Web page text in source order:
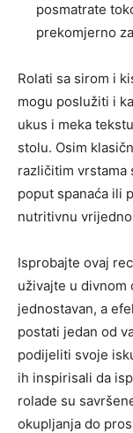
posmatrate
prekomjerno
Rolati sa sirom i
mogu poslužiti i
ukus i meka
stolu. Osim
različitim vrstama
poput spanaća ili
nutritivnu
Isprobajte ovaj
uživajte u divnom
jednostavan, a
postati jedan od
podijeliti svoje
ih inspirisali da
rolade su
okupljanja do